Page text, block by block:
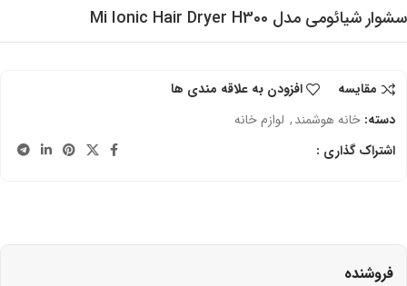
سشوار شیائومی مدل Mi Ionic Hair Dryer H300
مقایسه
افزودن به علاقه مندی ها
دسته: خانه هوشمند, لوازم خانه
اشتراک گذاری :
فروشنده